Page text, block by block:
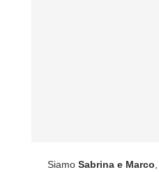
Siamo Sabrina e Marco